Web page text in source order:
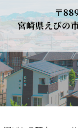
〒
宮崎県えびの